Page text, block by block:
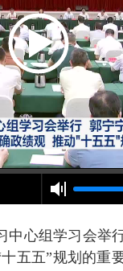
中心组学习会举
五五”规划的重